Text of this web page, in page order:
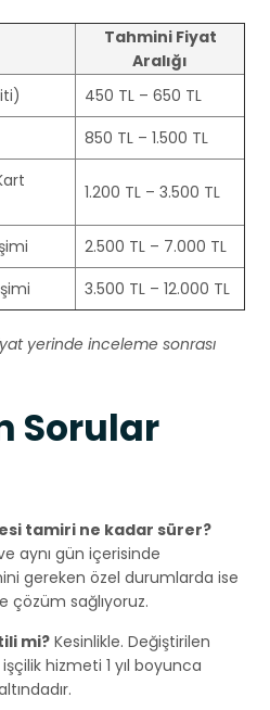
Tahmini Fiyat
Aralığı
450 TL – 650 TL
850 TL – 1.500 TL
1.200 TL – 3.500 TL
2.500 TL – 7.000 TL
3.500 TL – 12.000 TL
yerinde inceleme sonrası
Sorular
tamiri ne kadar sürer?
ve aynı gün içerisinde
gereken özel durumlarda ise
sağlıyoruz.
mi? Kesinlikle. Değiştirilen
hizmeti 1 yıl boyunca